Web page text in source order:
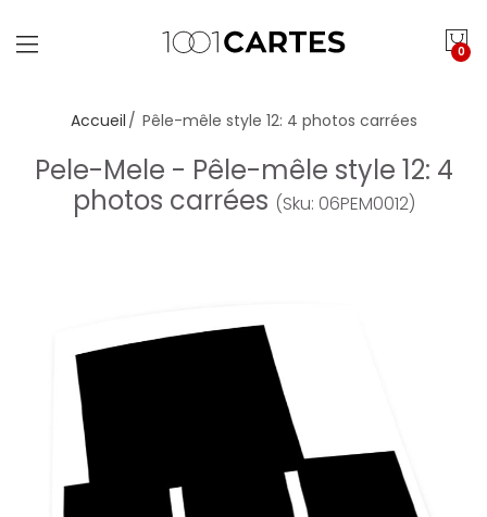
0
Accueil Pêle-mêle style 12: 4 photos carrées
Pele-Mele - Pêle-mêle style 12: 4
photos carrées (Sku: 06PEM0012)